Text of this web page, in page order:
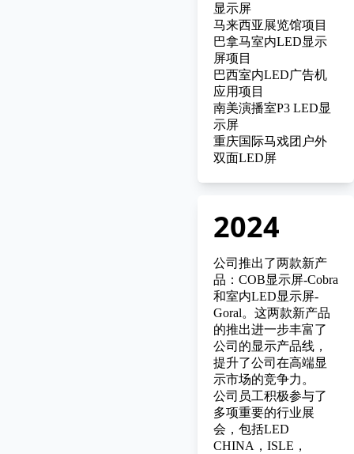
显示屏
马来西亚展览馆项目
巴拿马室内LED显示
屏项目
巴西室内LED广告机
应用项目
南美演播室P3 LED显
示屏
重庆国际马戏团户外
双面LED屏
2024
公司推出了两款新产
品： COB显示屏-Cobra
和室内LED显示屏-
Goral。这两款新产品
的推出进一步丰富了
公司的显示产品线，
提升了公司在高端显
示市场的竞争力。
公司员工积极参与了
多项重要的行业展
会，包括LED
CHINA，ISLE，